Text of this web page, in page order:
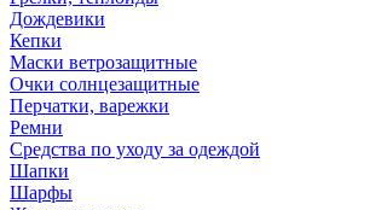
Дождевики
Кепки
Маски ветрозащитные
Очки солнцезащитные
Перчатки, варежки
Ремни
Средства по уходу за одеждой
Шапки
Шарфы